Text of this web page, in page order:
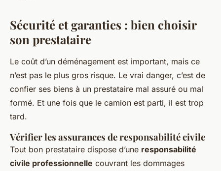
Sécurité et garanties : bien choisir
son prestataire
Le coût d’un déménagement est important, mais ce
n’est pas le plus gros risque. Le vrai danger, c’est de
confier ses biens à un prestataire mal assuré ou mal
formé. Et une fois que le camion est parti, il est trop
tard.
Vérifier les assurances de responsabilité civile
Tout bon prestataire dispose d’une responsabilité
civile professionnelle couvrant les dommages